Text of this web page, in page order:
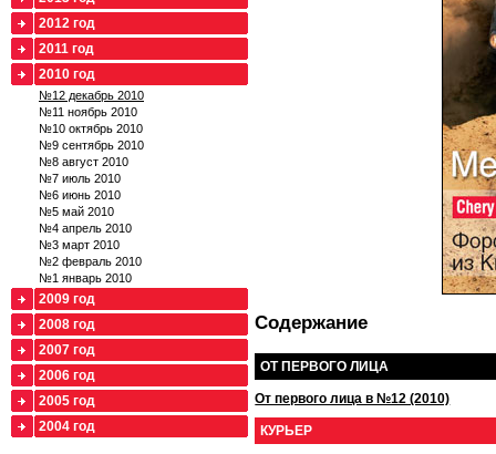
Содержание
ОТ ПЕРВОГО ЛИЦА
От первого лица в №12 (2010)
КУРЬЕР
2012 год
2011 год
2010 год
№12 декабрь 2010
№11 ноябрь 2010
№10 октябрь 2010
№9 сентябрь 2010
№8 август 2010
№7 июль 2010
№6 июнь 2010
№5 май 2010
№4 апрель 2010
№3 март 2010
№2 февраль 2010
№1 январь 2010
2009 год
2008 год
2007 год
2006 год
2005 год
2004 год